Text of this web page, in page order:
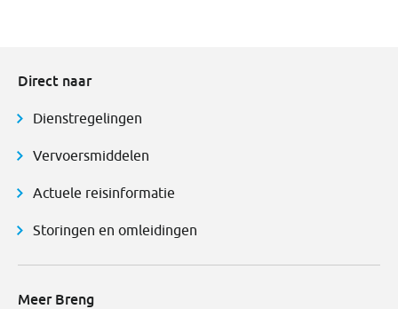
Direct naar
Dienstregelingen
Vervoersmiddelen
Actuele reisinformatie
Storingen en omleidingen
Meer Breng